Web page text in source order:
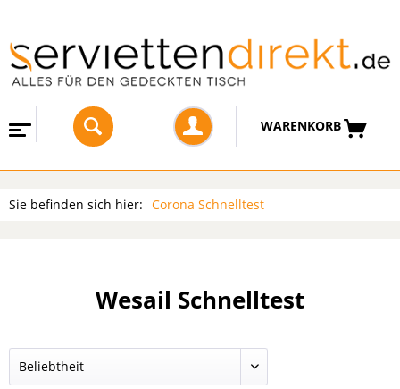
WARENKORB
Sie befinden sich hier: Corona Schnelltest
Wesail Schnelltest